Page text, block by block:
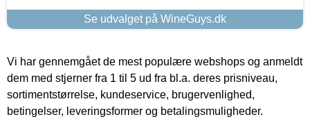
Se udvalget på WineGuys.dk
Vi har gennemgået de mest populære webshops og anmeldt
dem med stjerner fra 1 til 5 ud fra bl.a. deres prisniveau,
sortimentstørrelse, kundeservice, brugervenlighed,
betingelser, leveringsformer og betalingsmuligheder.